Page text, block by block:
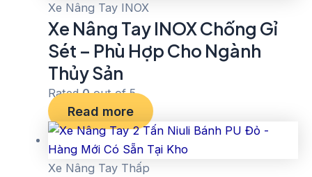
Xe Nâng Tay INOX
Xe Nâng Tay INOX Chống Gỉ
Sét – Phù Hợp Cho Ngành
Thủy Sản
Rated0out of 5
Read more
Xe Nâng Tay Thấp